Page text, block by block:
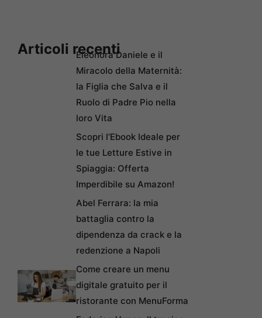
Articoli recentiEleonora Daniele e il
Miracolo della Maternità:
la Figlia che Salva e il
Ruolo di Padre Pio nella
loro Vita
Scopri l’Ebook Ideale per
le tue Letture Estive in
Spiaggia: Offerta
Imperdibile su Amazon!
Abel Ferrara: la mia
battaglia contro la
dipendenza da crack e la
redenzione a Napoli
Come creare un menu
digitale gratuito per il
ristorante con MenuForma